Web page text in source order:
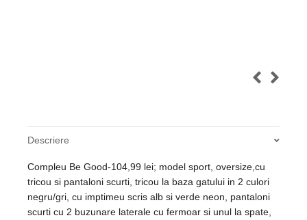
Descriere
Compleu Be Good-104,99 lei; model sport, oversize,cu
tricou si pantaloni scurti, tricou la baza gatului in 2 culori
negru/gri, cu imptimeu scris alb si verde neon, pantaloni
scurti cu 2 buzunare laterale cu fermoar si unul la spate,